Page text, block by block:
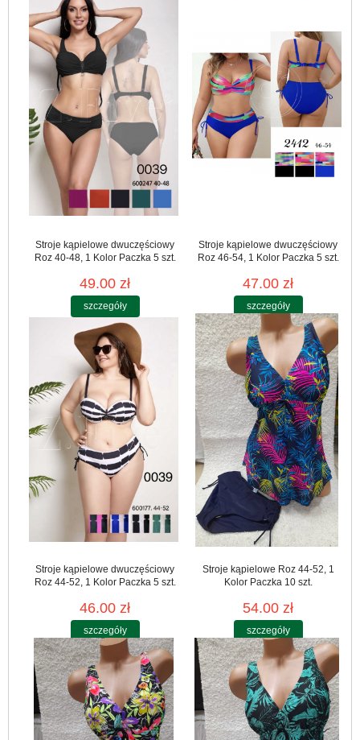
Stroje kąpielowe dwuczęściowy
Roz 40-48, 1 Kolor Paczka 5 szt.
49.00 zł
szczegóły
Stroje kąpielowe dwuczęściowy
Roz 46-54, 1 Kolor Paczka 5 szt.
47.00 zł
szczegóły
Stroje kąpielowe dwuczęściowy
Roz 44-52, 1 Kolor Paczka 5 szt.
46.00 zł
szczegóły
Stroje kąpielowe Roz 44-52, 1
Kolor Paczka 10 szt.
54.00 zł
szczegóły